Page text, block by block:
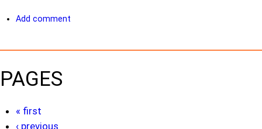
Add comment
PAGES
« first
‹ previous